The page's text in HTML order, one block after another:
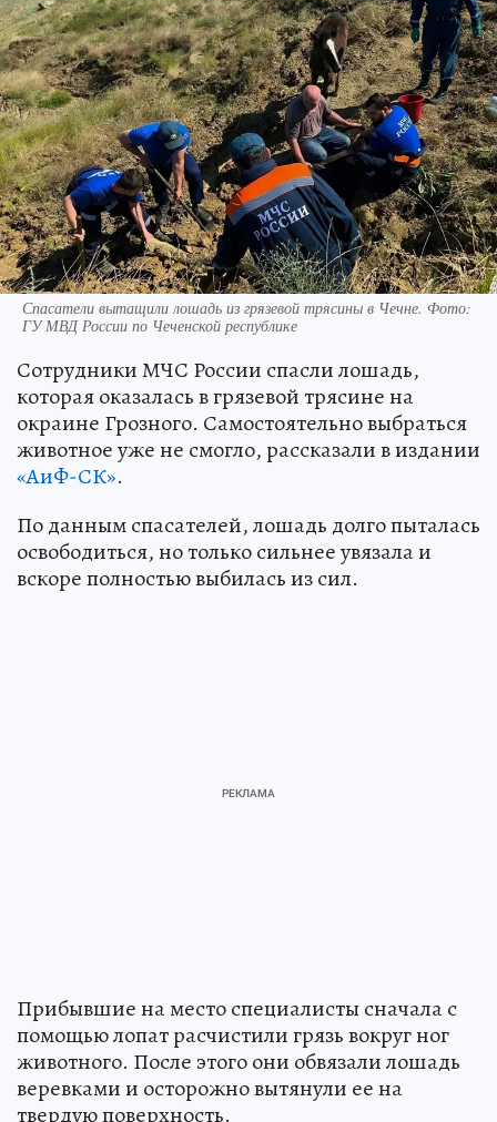
Спасатели вытащили лошадь из грязевой трясины в Чечне. Фото:
ГУ МВД России по Чеченской республике
Сотрудники МЧС России спасли лошадь,
которая оказалась в грязевой трясине на
окраине Грозного. Самостоятельно выбраться
животное уже не смогло, рассказали в издании
«АиФ-СК».
По данным спасателей, лошадь долго пыталась
освободиться, но только сильнее увязала и
вскоре полностью выбилась из сил.
Прибывшие на место специалисты сначала с
помощью лопат расчистили грязь вокруг ног
животного. После этого они обвязали лошадь
веревками и осторожно вытянули ее на
твердую поверхность.